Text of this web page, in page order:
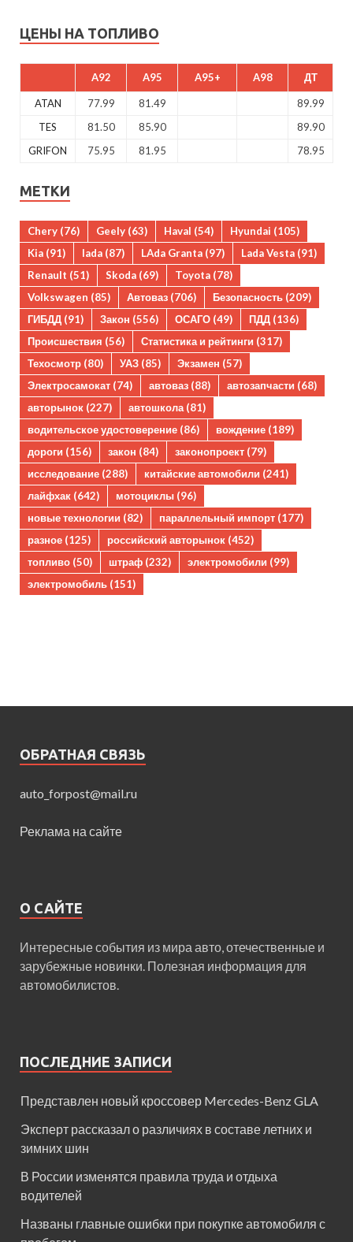
ЦЕНЫ НА ТОПЛИВО
A92 A95 A95+ A98 ДТ
ATAN 77.99 81.49
89.99
TES
81.50 85.90
89.90
GRIFON
75.95 81.95 78.95
МЕТКИ
Chery (76) Geely (63) Haval (54) Hyundai (105)
Kia (91) lada (87) LAda Granta (97) Lada Vesta (91)
Renault (51) Skoda (69) Toyota (78)
Volkswagen (85) Автоваз (706) Безопасность (209)
ГИБДД (91) Закон (556) ОСАГО (49) ПДД (136)
Происшествия (56) Статистика и рейтинги (317)
Техосмотр (80) УАЗ (85) Экзамен (57)
Электросамокат (74) автоваз (88) автозапчасти (68)
авторынок (227) автошкола(81)
водительское удостоверение (86) вождение (189)
дороги (156) закон (84) законопроект (79)
исследование (288) китайские автомобили (241)
лайфхак (642) мотоциклы (96)
новые технологии (82) параллельный импорт (177)
разное (125) российский авторынок (452)
топливо (50) штраф (232) электромобили (99)
электромобиль (151)
ОБРАТНАЯ СВЯЗЬ
auto_forpost@mail.ru
Реклама на сайте
О САЙТЕ
Интересные события из мира авто, отечественные и
зарубежные новинки. Полезная информация для
автомобилистов.
ПОСЛЕДНИЕ ЗАПИСИ
Представлен новый кроссовер Mercedes-Benz GLA
Эксперт рассказал о различиях в составе летних и
зимних шин
В России изменятся правила труда и отдыха
водителей
Названы главные ошибки при покупке автомобиля с